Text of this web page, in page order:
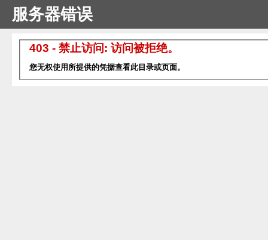
服务器错误
403 - 禁止访问: 访问被拒绝。
您无权使用所提供的凭据查看此目录或页面。